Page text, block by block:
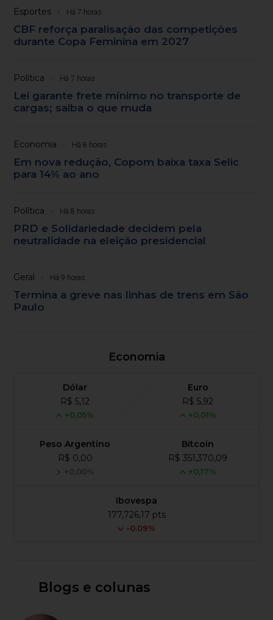
Esportes Há 7 horas
CBF reforça paralisação das competições
durante Copa Feminina em 2027
Política Há 7 horas
Lei garante frete mínimo no transporte de
cargas; saiba o que muda
Economia Há 8 horas
Em nova redução, Copom baixa taxa Selic
para 14% ao ano
Política Há 8 horas
PRD e Solidariedade decidem pela
neutralidade na eleição presidencial
Geral Há 9 horas
Termina a greve nas linhas de trens em São
Paulo
Economia
Dólar
R$ 5,12
+0,05%
Euro
R$ 5,92
+0,01%
Peso Argentino
R$ 0,00
+0,00%
Bitcoin
R$ 351,370,09
+0,17%
Ibovespa
177,726,17 pts
-0.09%
Blogs e colunas